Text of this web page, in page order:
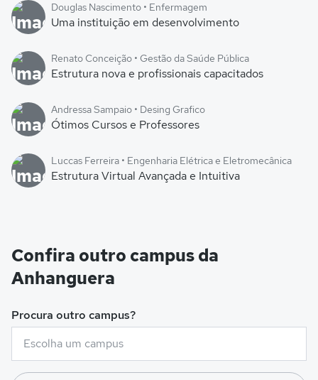
Douglas Nascimento • Enfermagem
Uma instituição em desenvolvimento
Renato Conceição • Gestão da Saúde Pública
Estrutura nova e profissionais capacitados
Andressa Sampaio • Desing Grafico
Ótimos Cursos e Professores
Luccas Ferreira • Engenharia Elétrica e Eletromecânica
Estrutura Virtual Avançada e Intuitiva
Confira outro campus da
Anhanguera
Procura outro campus?